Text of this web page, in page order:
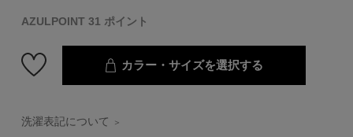
AZULPOINT 31 ポイント
カラー・サイズを選択する
洗濯表記について ＞